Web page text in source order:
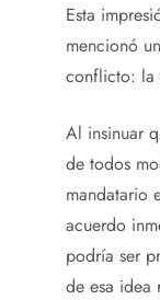
Esta
mencionó
conflicto: la
Al insinuar
de todos
mandatario
acuerdo
podría ser
de esa idea